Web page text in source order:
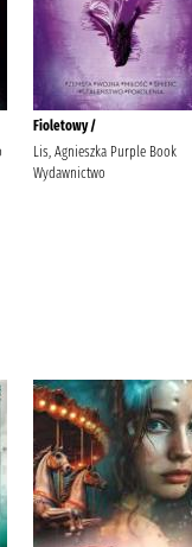
Fioletowy /
Lis, Agnieszka Purple Book
Wydawnictwo